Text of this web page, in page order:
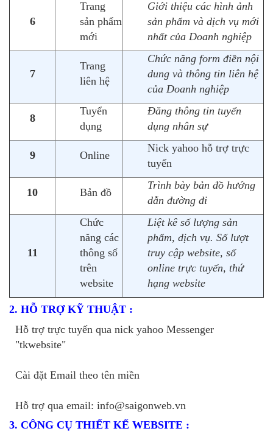
6
Trang
sản phẩm
mới
Giới thiệu các hình ảnh
sản phẩm và dịch vụ mới
nhất của Doanh nghiệp
7
Trang
liên hệ
Chức năng form điền nội
dung và thông tin liên hệ
của Doanh nghiệp
8
Tuyển
dụng
Đăng thông tin tuyển
dụng nhân sự
9 Online
Nick yahoo hỗ trợ trực
tuyến
10 Bản đồ
Trình bày bản đồ hướng
dẫn đường đi
11
Chức
năng các
thông số
trên
website
Liệt kê số lượng sản
phẩm, dịch vụ. Số lượt
truy cập website, số
online trực tuyến, thứ
hạng website
2. HỖ TRỢ KỸ THUẬT :
Hỗ trợ trực tuyến qua nick yahoo Messenger
"tkwebsite"
Cài đặt Email theo tên miền
Hỗ trợ qua email: info@saigonweb.vn
3. CÔNG CỤ THIẾT KẾ WEBSITE :